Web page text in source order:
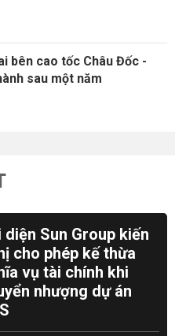
bên cao tốc Châu Đốc -
sau một năm
diện Sun Group kiến
cho phép kế thừa
vụ tài chính khi
nhượng dự án